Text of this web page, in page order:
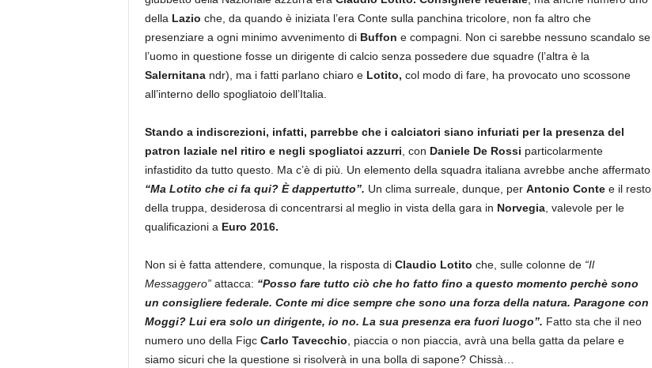
della Lazio che, da quando è iniziata l’era Conte sulla panchina tricolore, non fa altro che
presenziare a ogni minimo avvenimento di Buffon e compagni. Non ci sarebbe nessuno scandalo se
l’uomo in questione fosse un dirigente di calcio senza possedere due squadre (l’altra è la
Salernitanandr), ma i fatti parlano chiaro e Lotito, col modo di fare, ha provocato uno scossone
all’interno dello spogliatoio dell’Italia.
Stando a indiscrezioni, infatti, parrebbe che i calciatori siano infuriati per la presenza del
patron laziale nel ritiro e negli spogliatoi azzurri , con Daniele De Rossi particolarmente
infastidito da tutto questo. Ma c’è di più. Un elemento della squadra italiana avrebbe anche affermato
“Ma Lotito che ci fa qui? È dappertutto”. Un clima surreale, dunque, per Antonio Contee il resto
della truppa, desiderosa di concentrarsi al meglio in vista della gara in Norvegia, valevole per le
qualificazioni a Euro 2016.
Non si è fatta attendere, comunque, la risposta di Claudio Lotito che, sulle colonne de “Il
Messaggero”attacca: “Posso fare tutto ciò che ho fatto fino a questo momento perchè sono
un consigliere federale. Conte mi dice sempre che sono una forza della natura. Paragone con
Moggi? Lui era solo un dirigente, io no. La sua presenza era fuori luogo”. Fatto sta che il neo
numero uno della Figc Carlo Tavecchio , piaccia o non piaccia, avrà una bella gatta da pelare e
siamo sicuri che la questione si risolverà in una bolla di sapone? Chissà…